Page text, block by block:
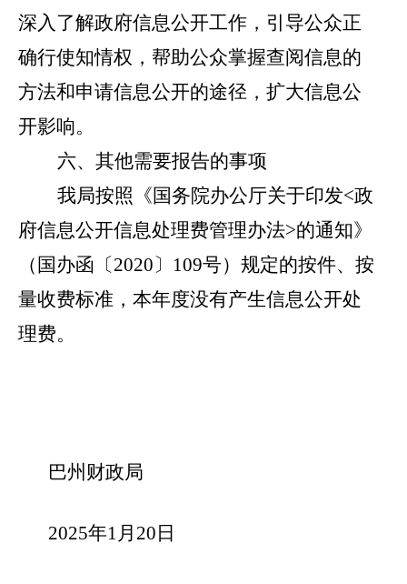
深入了解政府信息公开工作，引导公众正
确行使知情权，帮助公众掌握查阅信息的
方法和申请信息公开的途径，扩大信息公
开影响。
六、其他需要报告的事项
我局按照《国务院办公厅关于印发<政
府信息公开信息处理费管理办法>的通知》
（国办函〔2020〕 109号）规定的按件、按
量收费标准，本年度没有产生信息公开处
理费。
巴州财政局
2025年1月 20 日